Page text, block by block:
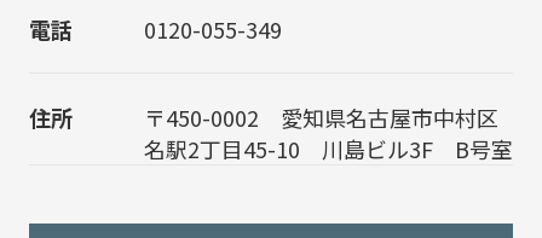
電話 0120-055-349
住所
〒450-0002 愛知県名古屋市中村区
名駅2丁目45-10 川島ビル3F B号室